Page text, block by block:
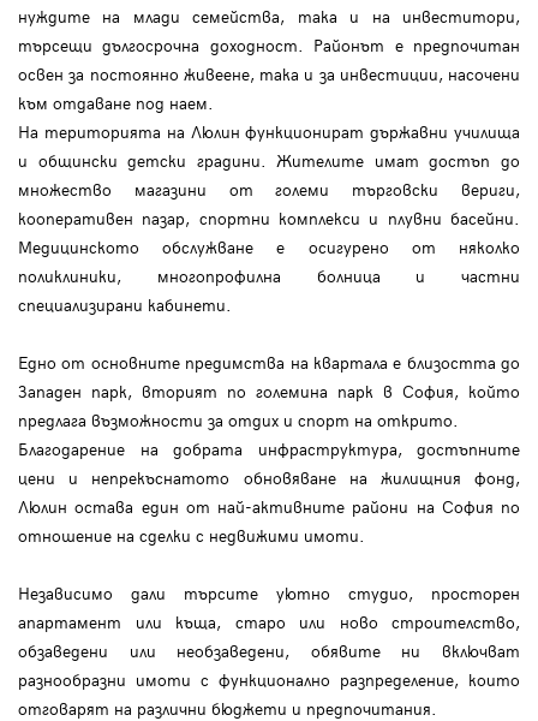
нуждите на млади семейства, така и на инвеститори,
търсещи дългосрочна доходност. Районът е предпочитан
освен за постоянно живеене, така и за инвестиции, насочени
към отдаване под наем.
На територията на Люлин функционират държавни училища
и общински детски градини. Жителите имат достъп до
множество магазини от големи търговски вериги,
кооперативен пазар, спортни комплекси и плувни басейни.
Медицинското обслужване е осигурено от няколко
поликлиники, многопрофилна болница и частни
специализирани кабинети.
Едно от основните предимства на квартала е близостта до
Западен парк, вторият по големина парк в София, който
предлага възможности за отдих и спорт на открито.
Благодарение на добрата инфраструктура, достъпните
цени и непрекъснатото обновяване на жилищния фонд,
Люлин остава един от най-активните райони на София по
отношение на сделки с недвижими имоти.
Независимо дали търсите уютно студио, просторен
апартамент или къща, старо или ново строителство,
обзаведени или необзаведени, обявите ни включват
разнообразни имоти с функционално разпределение, които
отговарят на различни бюджети и предпочитания.